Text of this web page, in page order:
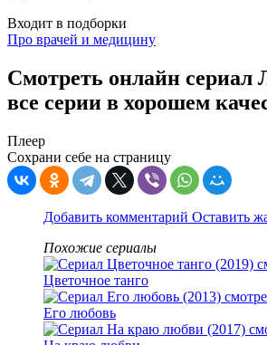
Входит в подборки
Про врачей и медицину
Смотреть онлайн сериал
все серии в хорошем
Плеер
Сохрани себе на страницу
Добавить комментарий Оставить
Похожие сериалы
Цветочное танго
Его любовь